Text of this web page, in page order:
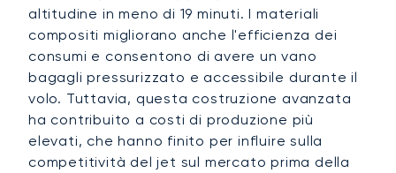
altitudine in meno di 19 minuti. I materiali
compositi migliorano anche l'efficienza dei
consumi e consentono di avere un vano
bagagli pressurizzato e accessibile durante il
volo. Tuttavia, questa costruzione avanzata
ha contribuito a costi di produzione più
elevati, che hanno finito per influire sulla
competitività del jet sul mercato prima della